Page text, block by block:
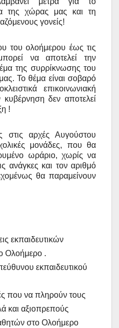
της χώρας μας και τη
γονείς!
του ολοήμερου έως τις
να αποτελεί την
της συρρίκνωσης του
Το θέμα είναι σοβαρό
επικοινωνιακή
κυβέρνηση δεν αποτελεί
!
στις αρχές Αυγούστου
μονάδες, που θα
ωράριο, χωρίς να
ανάγκες και τον αριθμό
θα παραμείνουν
εκπαιδευτικών
Ολοήμερο .
εκπαιδευτικού
που να πληρούν τους
και αξιοπρεπούς
στο Ολοήμερο